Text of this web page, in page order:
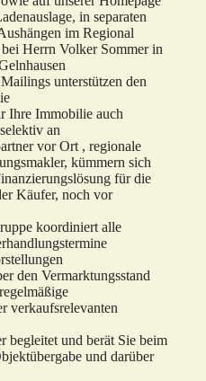
in separaten
im Regional
Herrn Volker Sommer in
unterstützen den
Ihre Immobilie auch
an
vor Ort , regionale
kümmern sich
für die
Käufer, noch vor
koordiniert alle
den Vermarktungsstand
verkaufsrelevanten
begleitet und berät Sie beim
und darüber